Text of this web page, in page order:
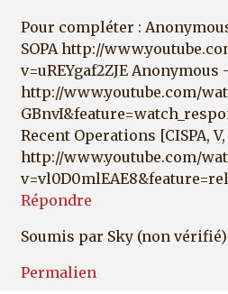
Pour compléter :
SOPA http://
v=uREYgaf2ZJE Anonymous
http://www.youtube.com/
Recent Operations [CISPA,
http://www.youtube.com/
Répondre
Soumis par Sky (non vérifié)
Permalien